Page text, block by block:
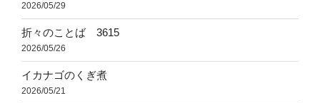
2026/05/29
折々のことば 3615
2026/05/26
イカナゴのくぎ煮
2026/05/21